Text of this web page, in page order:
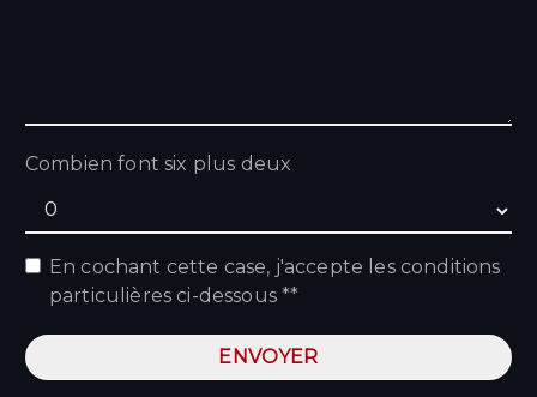
Combien font six plus deux
En cochant cette case, j'accepte les conditions
particulières ci-dessous **
ENVOYER